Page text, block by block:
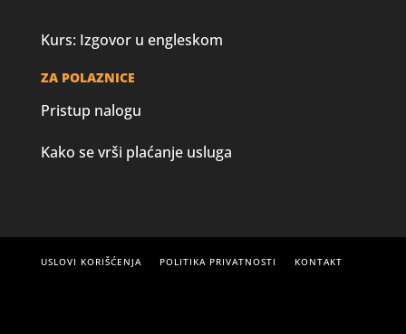
Kurs: Izgovor u engleskom
ZA POLAZNICE
Pristup nalogu
Kako se vrši plaćanje usluga
USLOVI KORIŠĆENJA POLITIKA PRIVATNOSTI KONTAKT